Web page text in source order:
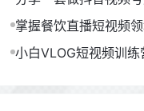
掌握餐饮直播短视频
小白VLOG短视频训练